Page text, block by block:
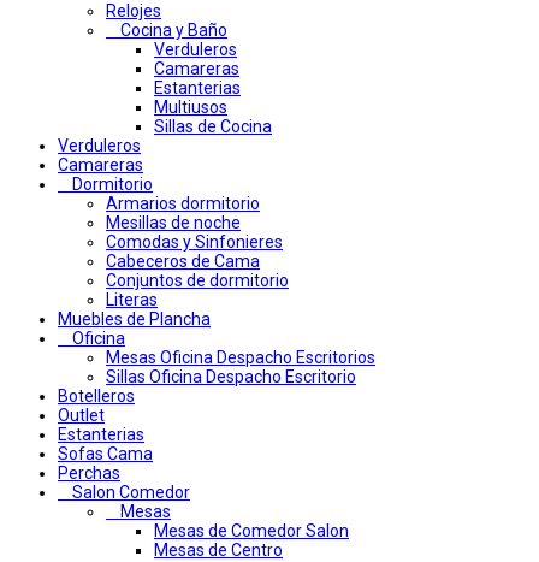
Relojes
Cocina y Baño
Verduleros
Camareras
Estanterias
Multiusos
Sillas de Cocina
Verduleros
Camareras
Dormitorio
Armarios dormitorio
Mesillas de noche
Comodas y Sinfonieres
Cabeceros de Cama
Conjuntos de dormitorio
Literas
Muebles de Plancha
Oficina
Mesas Oficina Despacho Escritorios
Sillas Oficina Despacho Escritorio
Botelleros
Outlet
Estanterias
Sofas Cama
Perchas
Salon Comedor
Mesas
Mesas de Comedor Salon
Mesas de Centro